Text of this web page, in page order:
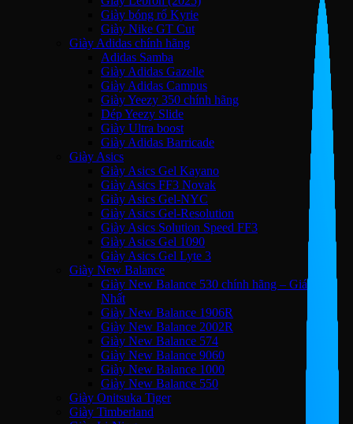
Giày bóng rổ Kyrie
Giày Nike GT Cut
Giày Adidas chính hãng
Adidas Samba
Giày Adidas Gazelle
Giày Adidas Campus
Giày Yeezy 350 chính hãng
Dép Yeezy Slide
Giày Ultra boost
Giày Adidas Barricade
Giày Asics
Giày Asics Gel Kayano
Giày Asics FF3 Novak
Giày Asics Gel-NYC
Giày Asics Gel-Resolution
Giày Asics Solution Speed FF3
Giày Asics Gel 1090
Giày Asics Gel Lyte 3
Giày New Balance
Giày New Balance 530 chính hãng – Giá Tốt
Nhất
Giày New Balance 1906R
Giày New Balance 2002R
Giày New Balance 574
Giày New Balance 9060
Giày New Balance 1000
Giày New Balance 550
Giày Onitsuka Tiger
Giày Timberland